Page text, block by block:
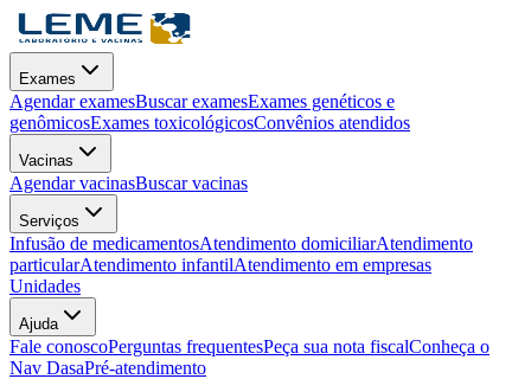
Exames
Agendar examesBuscar examesExames genéticos e
genômicosExames toxicológicosConvênios atendidos
Vacinas
Agendar vacinasBuscar vacinas
Serviços
Infusão de medicamentosAtendimento domiciliarAtendimento
particularAtendimento infantilAtendimento em empresas
Unidades
Ajuda
Fale conoscoPerguntas frequentesPeça sua nota fiscalConheça o
Nav DasaPré-atendimento